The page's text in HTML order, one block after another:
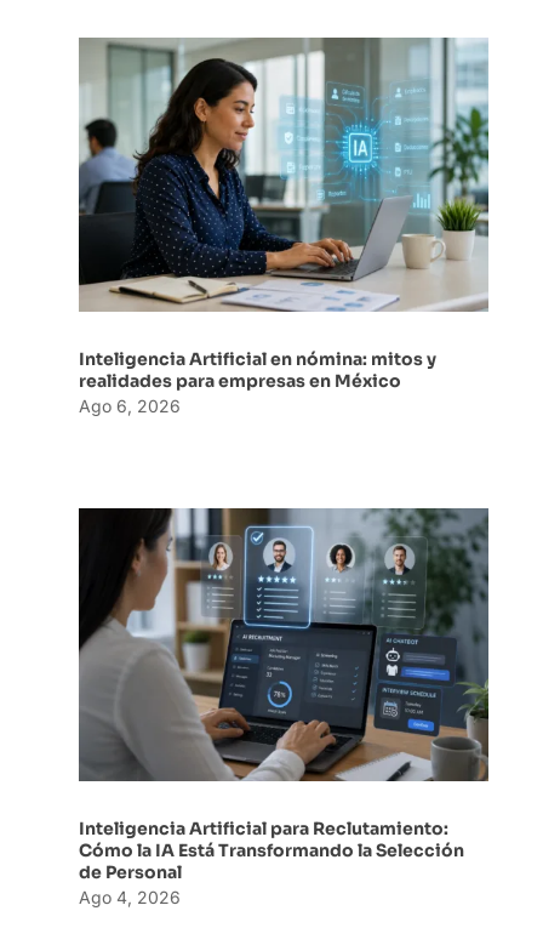
Inteligencia Artificial en nómina: mitos y
realidades para empresas en México
Ago 6, 2026
Inteligencia Artificial para Reclutamiento:
Cómo la IA Está Transformando la Selección
de Personal
Ago 4, 2026